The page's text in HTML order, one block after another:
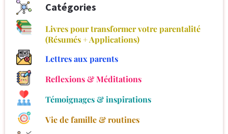
Catégories
Livres pour transformer votre parentalité
(Résumés + Applications)
Lettres aux parents
Reflexions & Méditations
Témoignages & inspirations
Vie de famille & routines